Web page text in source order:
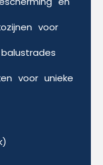
voor
voor unieke